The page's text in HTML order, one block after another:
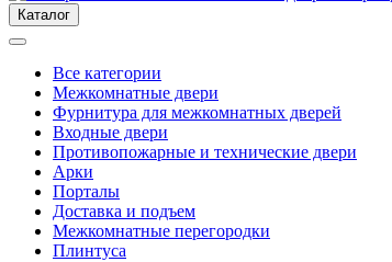
Каталог
Все категории
Межкомнатные двери
Фурнитура для межкомнатных дверей
Входные двери
Противопожарные и технические двери
Арки
Порталы
Доставка и подъем
Межкомнатные перегородки
Плинтуса